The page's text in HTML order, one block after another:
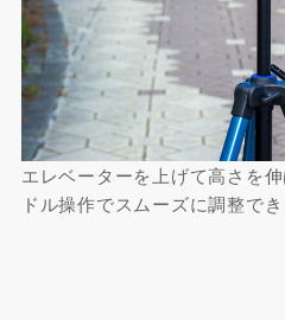
エレベーターを上げて高さを
ドル操作でスムーズに調整でき